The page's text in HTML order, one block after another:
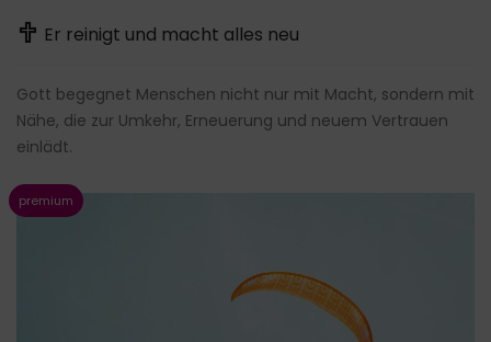
Er reinigt und macht alles neu
Gott begegnet Menschen nicht nur mit Macht, sondern mit
Nähe, die zur Umkehr, Erneuerung und neuem Vertrauen
einlädt.